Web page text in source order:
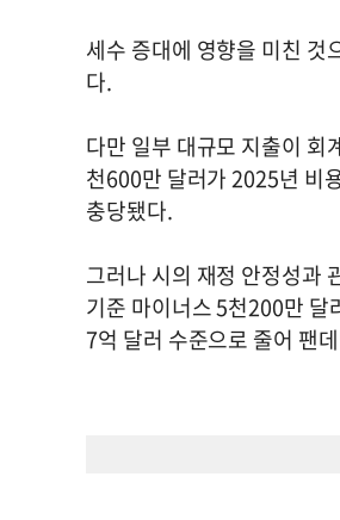
세수 증대에 영향을 미친 것
다.
다만 일부 대규모 지출이
천600만 달러가 2025년 비
충당됐다.
그러나 시의 재정 안정성과
기준 마이너스 5천200만 달
7억 달러 수준으로 줄어 팬